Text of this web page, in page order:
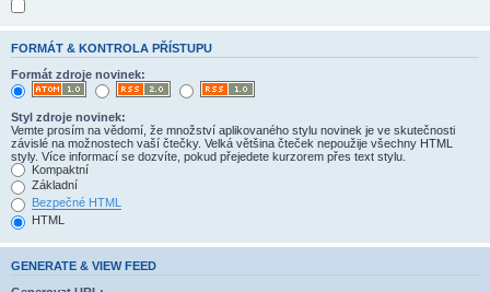
FORMÁT & KONTROLA PŘÍSTUPU
Formát zdroje novinek:
Styl zdroje novinek:
Vemte prosím na vědomí, že množství aplikovaného stylu novinek je ve skutečnosti
závislé na možnostech vaší čtečky. Velká většina čteček nepoužije všechny HTML
styly. Více informací se dozvíte, pokud přejedete kurzorem přes text stylu.
Kompaktní
Základní
Bezpečné HTML
HTML
GENERATE & VIEW FEED